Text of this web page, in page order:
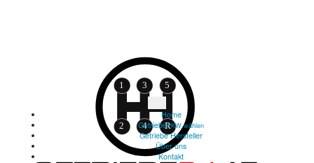
Home
GetriebePKW wählen
Getriebe Hersteller
Über uns
Kontakt